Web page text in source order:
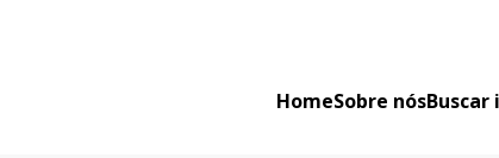
HomeSobre nósBuscar